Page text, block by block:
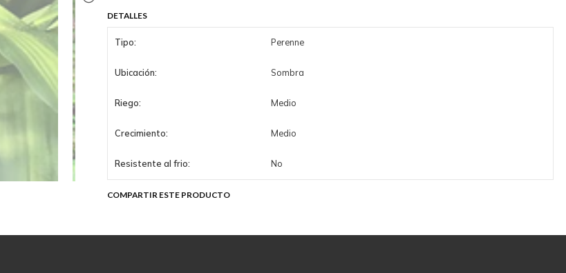
DETALLES
Tipo: Perenne
Ubicación: Sombra
Riego: Medio
Crecimiento: Medio
Resistente al frio: No
COMPARTIR ESTE PRODUCTO